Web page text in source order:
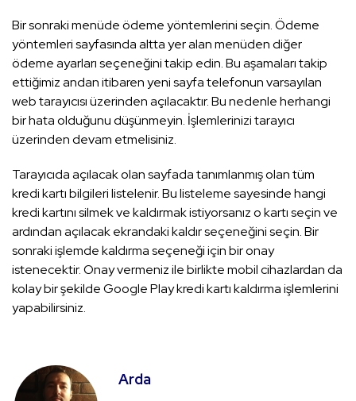
Bir sonraki menüde ödeme yöntemlerini seçin. Ödeme
yöntemleri sayfasında altta yer alan menüden diğer
ödeme ayarları seçeneğini takip edin. Bu aşamaları takip
ettiğimiz andan itibaren yeni sayfa telefonun varsayılan
web tarayıcısı üzerinden açılacaktır. Bu nedenle herhangi
bir hata olduğunu düşünmeyin. İşlemlerinizi tarayıcı
üzerinden devam etmelisiniz.
Tarayıcıda açılacak olan sayfada tanımlanmış olan tüm
kredi kartı bilgileri listelenir. Bu listeleme sayesinde hangi
kredi kartını silmek ve kaldırmak istiyorsanız o kartı seçin ve
ardından açılacak ekrandaki kaldır seçeneğini seçin. Bir
sonraki işlemde kaldırma seçeneği için bir onay
istenecektir. Onay vermeniz ile birlikte mobil cihazlardan da
kolay bir şekilde Google Play kredi kartı kaldırma işlemlerini
yapabilirsiniz.
Arda